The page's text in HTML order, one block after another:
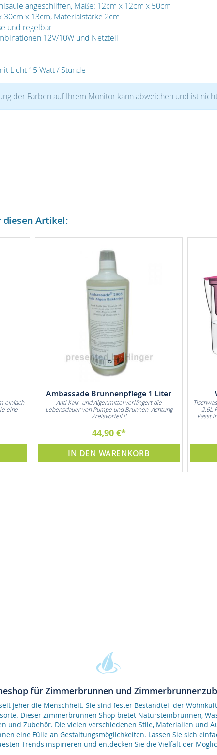
angeschliffen, Maße: 12cm x 12cm x 50cm
x 13cm, Materialstärke 2cm
und regelbar
12V/10W und Netzteil
Licht 15 Watt / Stunde
der Farben auf Ihrem Monitor kann abweichen und ist
diesen Artikel:
einfach
eine
Ambassade Brunnenpflege 1 Liter
Anti Kalk- und Algenmittel verlängert die
Lebensdauer von Pumpe und Brunnen. Achtung
Preisvorteil !!
44,90 €
IN DEN WARENKORB
2,6L
Passt
für Zimmerbrunnen und
jeher die Menschheit. Sie sind fester Bestandteil der
Dieser Zimmerbrunnen Shop bietet Natursteinbrunnen,
und Zubehör. Die vielen verschiedenen Stile, Materialien und
eine Fülle an Gestaltungsmöglichkeiten. Lassen Sie sich
Trends inspirieren und entdecken Sie die Vielfalt der